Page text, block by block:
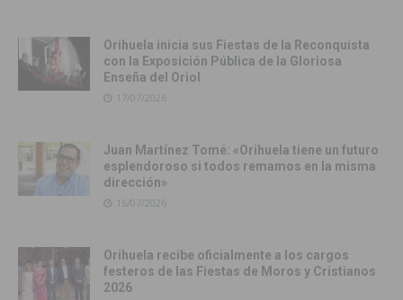
Orihuela inicia sus Fiestas de la Reconquista
con la Exposición Pública de la Gloriosa
Enseña del Oriol
17/07/2026
Juan Martínez Tomé: «Orihuela tiene un futuro
esplendoroso si todos remamos en la misma
dirección»
16/07/2026
Orihuela recibe oficialmente a los cargos
festeros de las Fiestas de Moros y Cristianos
2026